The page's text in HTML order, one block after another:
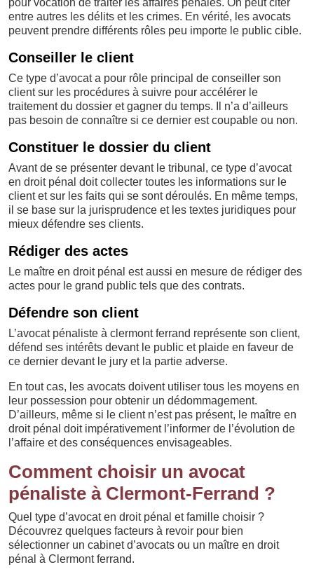
pour vocation de traiter les affaires pénales. On peut citer
entre autres les délits et les crimes. En vérité, les avocats
peuvent prendre différents rôles peu importe le public cible.
Conseiller le client
Ce type d’avocat a pour rôle principal de conseiller son
client sur les procédures à suivre pour accélérer le
traitement du dossier et gagner du temps. Il n’a d’ailleurs
pas besoin de connaître si ce dernier est coupable ou non.
Constituer le dossier du client
Avant de se présenter devant le tribunal, ce type d’avocat
en droit pénal doit collecter toutes les informations sur le
client et sur les faits qui se sont déroulés. En même temps,
il se base sur la jurisprudence et les textes juridiques pour
mieux défendre ses clients.
Rédiger des actes
Le maître en droit pénal est aussi en mesure de rédiger des
actes pour le grand public tels que des contrats.
Défendre son client
L’avocat pénaliste à clermont ferrand représente son client,
défend ses intérêts devant le public et plaide en faveur de
ce dernier devant le jury et la partie adverse.
En tout cas, les avocats doivent utiliser tous les moyens en
leur possession pour obtenir un dédommagement.
D’ailleurs, même si le client n’est pas présent, le maître en
droit pénal doit impérativement l’informer de l’évolution de
l’affaire et des conséquences envisageables.
Comment choisir un avocat
pénaliste à Clermont-Ferrand ?
Quel type d’avocat en droit pénal et famille choisir ?
Découvrez quelques facteurs à revoir pour bien
sélectionner un cabinet d’avocats ou un maître en droit
pénal à Clermont ferrand.